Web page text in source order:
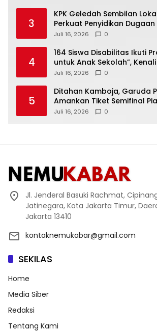
3
KPK Geledah Sembilan
Perkuat Penyidikan
Bupati Sukoharjo Nonaktif
Juli 16, 2026 0
4
164 Siswa Disabilitas Ikuti
untuk Anak Sekolah”,
Bangsa dan Pemerintahan
Juli 16, 2026 0
5
Ditahan Kamboja, Garuda
Amankan Tiket Semifinal
2026
Juli 16, 2026 0
Jl. Jenderal Basuki Rachmat,
Jatinegara, Kota Jakarta Timur,
Jakarta 13410
kontaknemukabar@gmail.com
SEKILAS
Home
Media Siber
Redaksi
Tentang Kami